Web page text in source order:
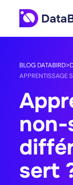
BLOG DATABIRD>
APPRENTISSAGE
non-
sert